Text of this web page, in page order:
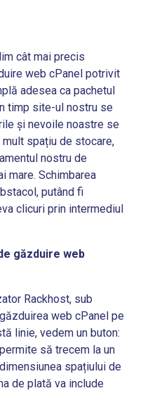
cât mai precis
web cPanel potrivit
adesea ca pachetul
timp site-ul nostru se
și nevoile noastre se
spațiu de stocare,
nostru de
mare. Schimbarea
putând fi
clicuri prin intermediul
găzduire web
Rackhost, sub
web cPanel pe
linie, vedem un buton:
să trecem la un
spațiului de
de plată va include